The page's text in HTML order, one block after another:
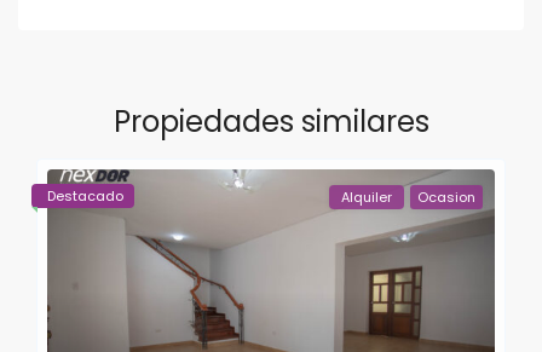
Propiedades similares
Alquiler Ocasion
Destacado